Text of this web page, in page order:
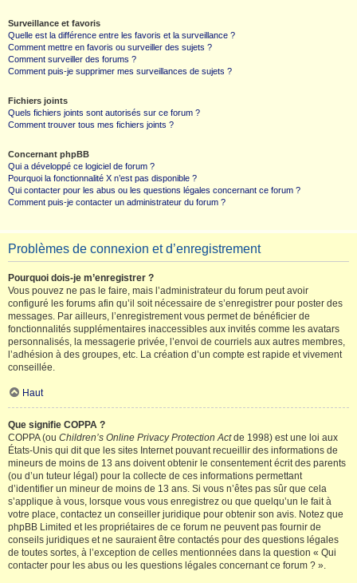
Surveillance et favoris
Quelle est la différence entre les favoris et la surveillance ?
Comment mettre en favoris ou surveiller des sujets ?
Comment surveiller des forums ?
Comment puis-je supprimer mes surveillances de sujets ?
Fichiers joints
Quels fichiers joints sont autorisés sur ce forum ?
Comment trouver tous mes fichiers joints ?
Concernant phpBB
Qui a développé ce logiciel de forum ?
Pourquoi la fonctionnalité X n’est pas disponible ?
Qui contacter pour les abus ou les questions légales concernant ce forum ?
Comment puis-je contacter un administrateur du forum ?
Problèmes de connexion et d’enregistrement
Pourquoi dois-je m’enregistrer ?
Vous pouvez ne pas le faire, mais l’administrateur du forum peut avoir
configuré les forums afin qu’il soit nécessaire de s’enregistrer pour poster des
messages. Par ailleurs, l’enregistrement vous permet de bénéficier de
fonctionnalités supplémentaires inaccessibles aux invités comme les avatars
personnalisés, la messagerie privée, l’envoi de courriels aux autres membres,
l’adhésion à des groupes, etc. La création d’un compte est rapide et vivement
conseillée.
Haut
Que signifie COPPA ?
COPPA (ou Children’s Online Privacy Protection Actde 1998) est une loi aux
États-Unis qui dit que les sites Internet pouvant recueillir des informations de
mineurs de moins de 13 ans doivent obtenir le consentement écrit des parents
(ou d’un tuteur légal) pour la collecte de ces informations permettant
d’identifier un mineur de moins de 13 ans. Si vous n’êtes pas sûr que cela
s’applique à vous, lorsque vous vous enregistrez ou que quelqu’un le fait à
votre place, contactez un conseiller juridique pour obtenir son avis. Notez que
phpBB Limited et les propriétaires de ce forum ne peuvent pas fournir de
conseils juridiques et ne sauraient être contactés pour des questions légales
de toutes sortes, à l’exception de celles mentionnées dans la question « Qui
contacter pour les abus ou les questions légales concernant ce forum ? ».